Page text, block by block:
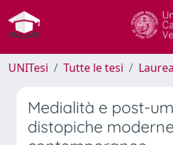
UNITesi Tutte le tesi
Medialità e post-
distopiche